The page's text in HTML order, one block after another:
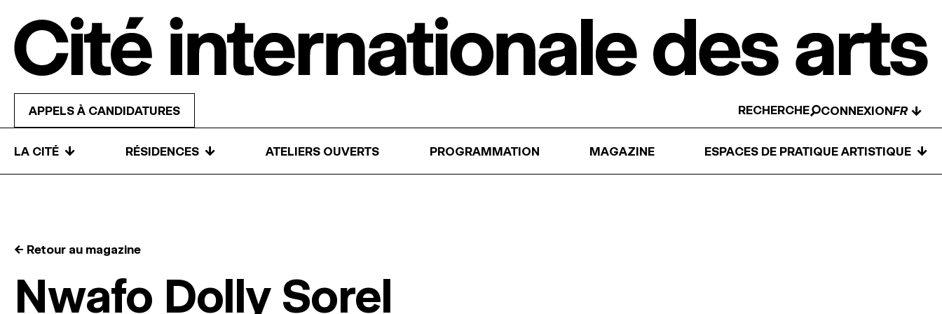
APPELS À CANDIDATURES RECHERCHE CONNEXION ↓
LA CITÉ ↓ RÉSIDENCES ↓ ATELIERS OUVERTS PROGRAMMATION MAGAZINE ESPACES DE PRATIQUE ARTISTIQUE ↓
← Retour au magazine
Nwafo Dolly Sorel